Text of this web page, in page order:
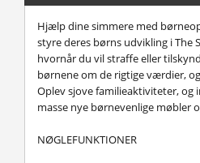
Hjælp dine simmere med
styre deres børns udvikling i The
hvornår du vil straffe eller
børnene om de rigtige værdier,
Oplev sjove familieaktiviteter, og
masse nye børnevenlige møbler
NØGLEFUNKTIONER